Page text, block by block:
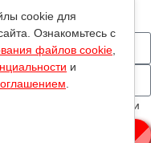
cookie для
Ознакомьтесь с
файлов cookie
и
персональных данных и